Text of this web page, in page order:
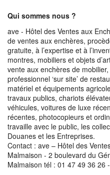
Qui sommes nous ?
ave - Hôtel des Ventes aux
de ventes aux enchères,
gratuite, à l’expertise et à
montres, mobiliers et objets
vente aux enchères de
professionnel ‘sur site’ de
matériel et équipements
travaux publics, chariots
véhicules, voitures de luxe
récentes, photocopieurs et
travaille avec le public, les
Douanes et les Entreprises.
Contact : ave – Hôtel des
Malmaison - 2 boulevard du
Malmaison tél : 01 47 49 36 26